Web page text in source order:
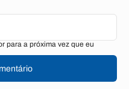
para a próxima vez que eu